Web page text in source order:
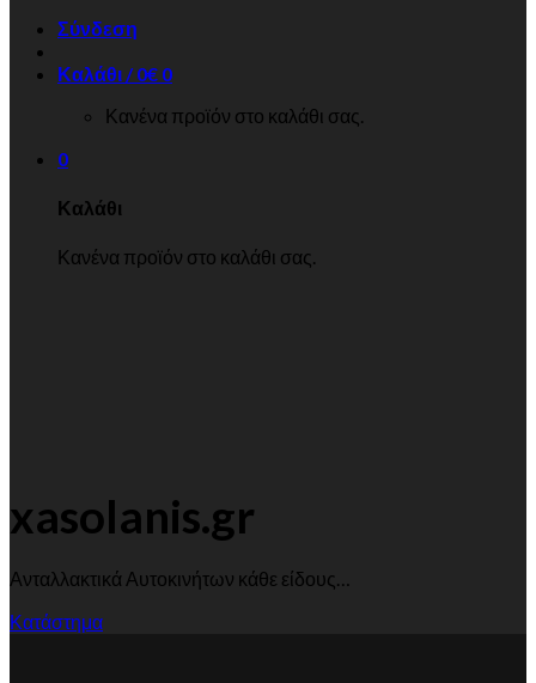
Σύνδεση
Καλάθι /0€ 0
Κανένα προϊόν στο καλάθι σας.
0
Καλάθι
Κανένα προϊόν στο καλάθι σας.
xasolanis.gr
Ανταλλακτικά Αυτοκινήτων κάθε είδους…
Κατάστημα